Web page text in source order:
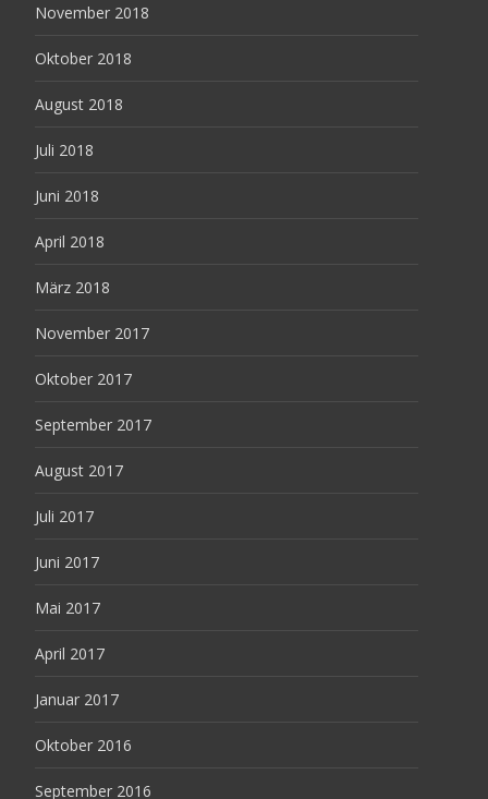
November 2018
Oktober 2018
August 2018
Juli 2018
Juni 2018
April 2018
März 2018
November 2017
Oktober 2017
September 2017
August 2017
Juli 2017
Juni 2017
Mai 2017
April 2017
Januar 2017
Oktober 2016
September 2016